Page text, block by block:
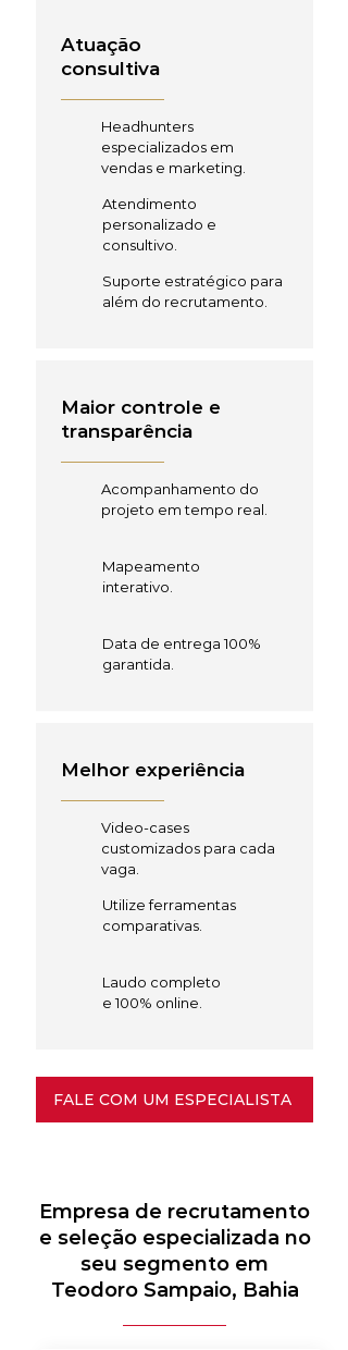
Atuação
consultiva
Headhunters
especializados em
vendas e marketing.
Atendimento
personalizado e
consultivo.
Suporte estratégico para
além do recrutamento.
Maior controle e
transparência
Acompanhamento do
projeto em tempo real.
Mapeamento
interativo.
Data de entrega 100%
garantida.
Melhor experiência
Video-cases
customizados para cada
vaga.
Utilize ferramentas
comparativas.
Laudo completo
e 100% online.
FALE COM UM ESPECIALISTA
Empresa de recrutamento
e seleção especializada no
seu segmento em
Teodoro Sampaio, Bahia